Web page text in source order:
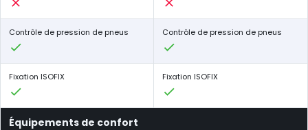
Contrôle de pression de pneus Contrôle de pression de pneus
Fixation ISOFIX Fixation ISOFIX
Équipements de confort